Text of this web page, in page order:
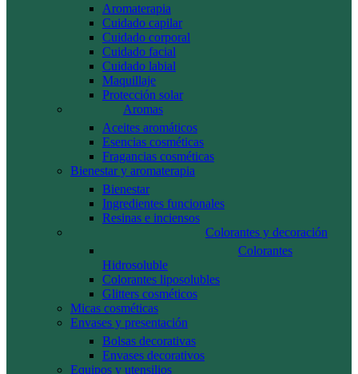
Aromaterapia
Cuidado capilar
Cuidado corporal
Cuidado facial
Cuidado labial
Maquillaje
Protección solar
Aromas
Aceites aromáticos
Esencias cosméticas
Fragancias cosméticas
Bienestar y aromaterapia
Bienestar
Ingredientes funcionales
Resinas e inciensos
Colorantes y decoración
Colorantes
Hidrosoluble
Colorantes liposolubles
Glitters cosméticos
Micas cosméticas
Envases y presentación
Bolsas decorativas
Envases decorativos
Equipos y utensilios